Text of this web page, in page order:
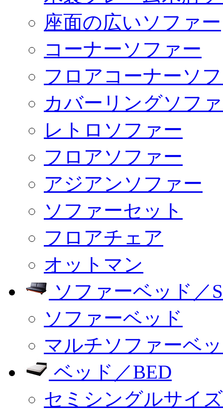
座面の広いソファー
コーナーソファー
フロアコーナーソ
カバーリングソフ
レトロソファー
フロアソファー
アジアンソファー
ソファーセット
フロアチェア
オットマン
ソファーベッド／
ソファーベッド
マルチソファーベ
ベッド／BED
セミシングルサイ